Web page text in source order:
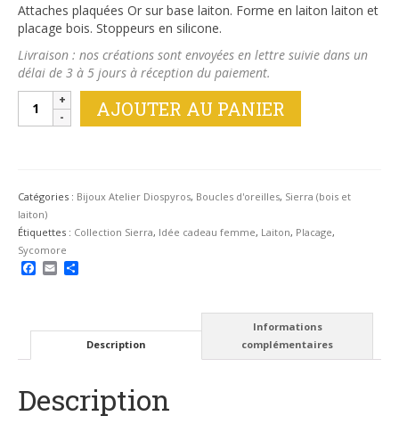
Attaches plaquées Or sur base laiton. Forme en laiton laiton et
placage bois. Stoppeurs en silicone.
Livraison : nos créations sont envoyées en lettre suivie dans un
délai de 3 à 5 jours à réception du paiement.
quantité
sycomore
AJOUTER AU PANIER
Catégories : Bijoux Atelier Diospyros, Boucles d'oreilles, Sierra (bois et
laiton)
Étiquettes : Collection Sierra, Idée cadeau femme, Laiton, Placage,
Sycomore
Facebook
Email
Description
Informations
complémentaires
Description